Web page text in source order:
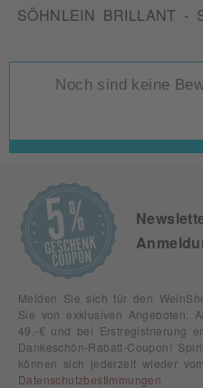
SÖHNLEIN BRILLANT -
Noch sind keine
Melden Sie sich für den
Sie von exklusiven Angeboten.
49,-€ und bei Erstregistrierung
Dankeschön-Rabatt-Coupon!
können sich jederzeit wieder
Datenschutzbestimmungen